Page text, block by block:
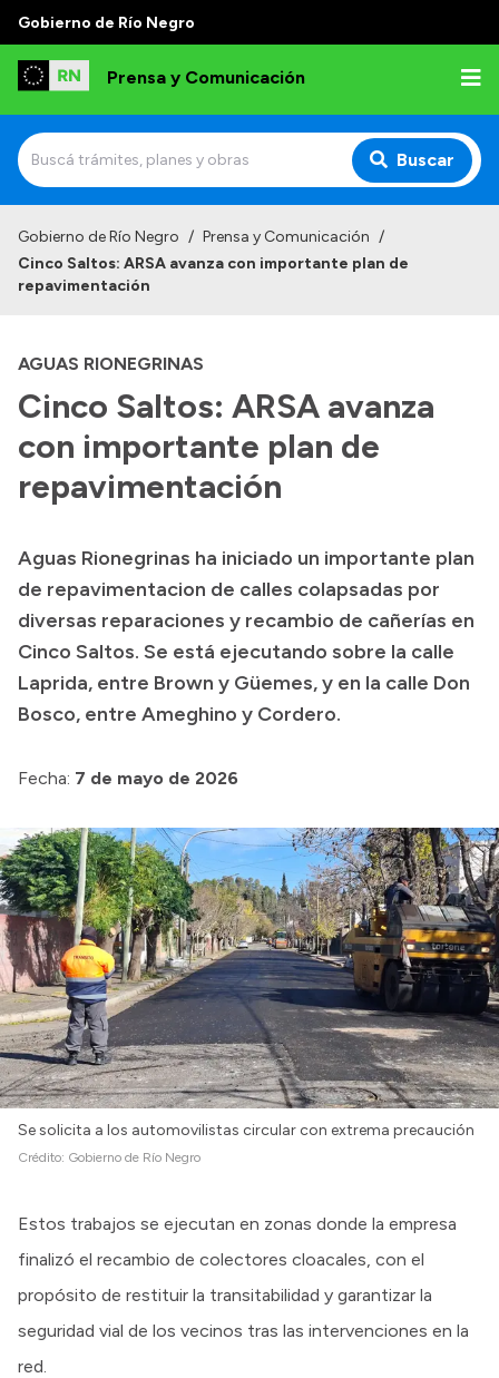
Gobierno de Río Negro
Prensa y Comunicación
Buscar
Institucional
Referentes de prensa
Archivo de noticias
Transparencia
Boletín Oficial
Compras y licitaciones
Consulta de expedientes
Consulta de pago a proveedores
Convocatorias
Gobierno de Río Negro / Prensa y Comunicación /
Cinco Saltos: ARSA avanza con importante plan de
repavimentación
AGUAS RIONEGRINAS
Cinco Saltos: ARSA avanza
con importante plan de
repavimentación
Aguas Rionegrinas ha iniciado un importante plan
de repavimentacion de calles colapsadas por
diversas reparaciones y recambio de cañerías en
Cinco Saltos. Se está ejecutando sobre la calle
Laprida, entre Brown y Güemes, y en la calle Don
Bosco, entre Ameghino y Cordero.
Fecha: 7 de mayo de 2026
Se solicita a los automovilistas circular con extrema precaución
Crédito: Gobierno de Río Negro
Estos trabajos se ejecutan en zonas donde la empresa
finalizó el recambio de colectores cloacales, con el
propósito de restituir la transitabilidad y garantizar la
seguridad vial de los vecinos tras las intervenciones en la
red.